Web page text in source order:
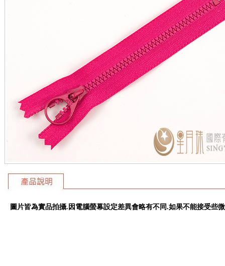
圖片皆為實品拍攝.因電腦螢幕設定差異會略有不同.如果不能接受些